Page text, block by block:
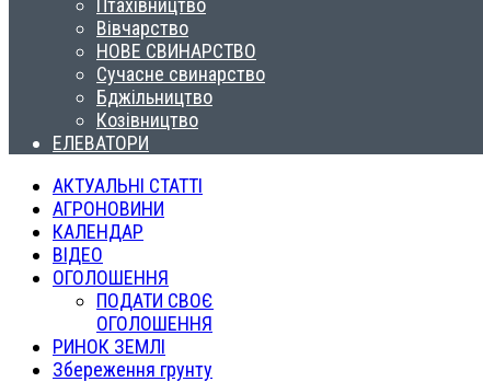
Птахівництво
Вівчарство
НОВЕ СВИНАРСТВО
Сучасне свинарство
Бджільництво
Козівництво
ЕЛЕВАТОРИ
АКТУАЛЬНІ СТАТТІ
АГРОНОВИНИ
КАЛЕНДАР
ВІДЕО
ОГОЛОШЕННЯ
ПОДАТИ СВОЄ
ОГОЛОШЕННЯ
РИНОК ЗЕМЛІ
Збереження грунту